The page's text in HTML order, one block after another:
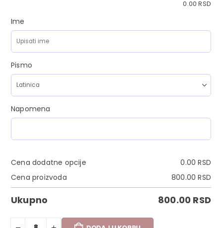
0.00RSD
Ime
Pismo
Napomena
Cena dodatne opcije 0.00RSD
Cena proizvoda
800.00RSD
Ukupno 800.00 RSD